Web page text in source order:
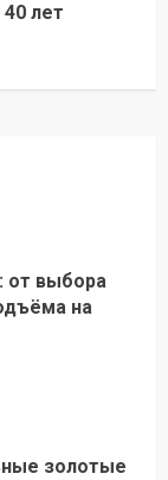
лет
от выбора
на
золотые